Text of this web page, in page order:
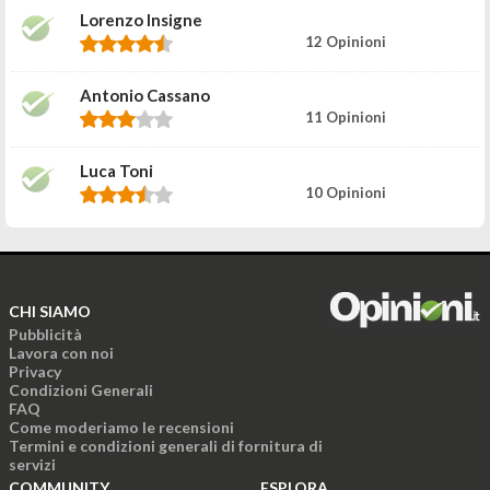
Lorenzo Insigne
12 Opinioni
Antonio Cassano
11 Opinioni
Luca Toni
10 Opinioni
CHI SIAMO
Pubblicità
Lavora con noi
Privacy
Condizioni Generali
FAQ
Come moderiamo le recensioni
Termini e condizioni generali di fornitura di
servizi